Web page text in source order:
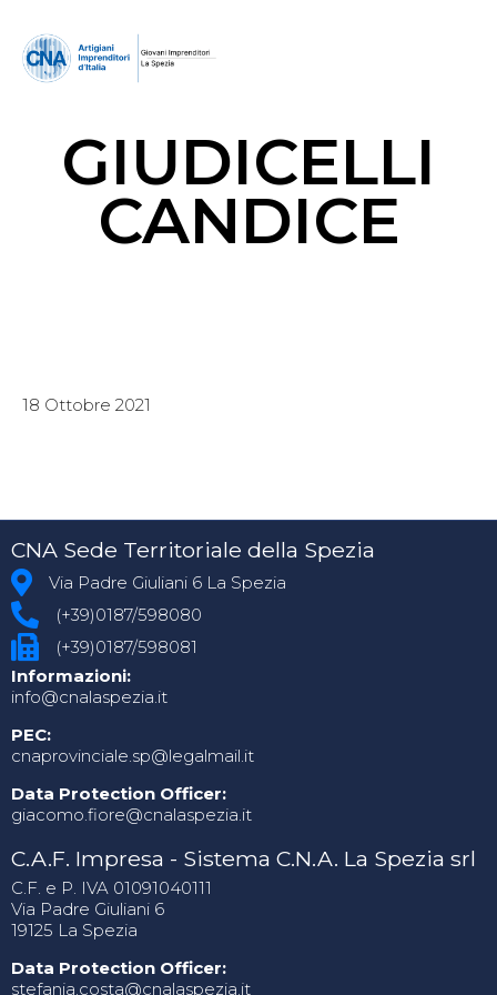
GIUDICELLI
CANDICE
18 Ottobre 2021
CNA Sede Territoriale della Spezia
Via Padre Giuliani 6 La Spezia
(+39)0187/598080
(+39)0187/598081
Informazioni:
info@cnalaspezia.it
PEC:
cnaprovinciale.sp@legalmail.it
Data Protection Officer:
giacomo.fiore@cnalaspezia.it
C.A.F. Impresa - Sistema C.N.A. La Spezia srl
C.F. e P. IVA 01091040111
Via Padre Giuliani 6
19125 La Spezia
Data Protection Officer:
stefania.costa@cnalaspezia.it